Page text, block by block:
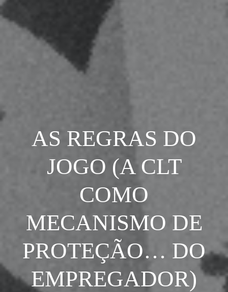
AS REGRAS DO
JOGO (A CLT
COMO
MECANISMO DE
PROTEÇÃO… DO
EMPREGADOR)